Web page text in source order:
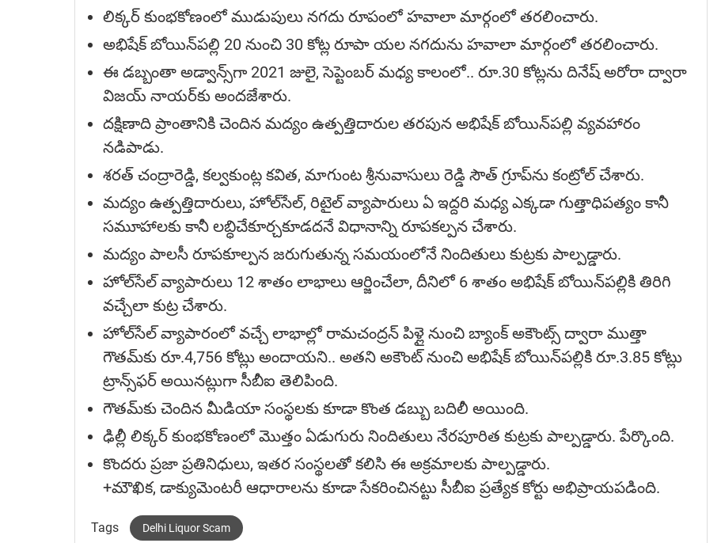
లిక్క‌ర్ కుంభ‌కోణంలో ముడుపులు నగదు రూపంలో హవాలా మార్గంలో తరలించారు.
అభిషేక్ బోయిన్‌పల్లి 20 నుంచి 30 కోట్ల రూపా యల నగదును హవాలా మార్గంలో త‌ర‌లించారు.
ఈ డబ్బంతా అడ్వాన్స్‌గా 2021 జులై, సెప్టెంబర్ మధ్య కాలంలో.. రూ.30 కోట్లను దినేష్ అరోరా ద్వారా
విజయ్ నాయర్‌కు అందజేశారు.
దక్షిణాది ప్రాంతానికి చెందిన మద్యం ఉత్పత్తిదారుల తరపున అభిషేక్ బోయిన్‌పల్లి వ్యవహారం
న‌డిపాడు.
శరత్ చంద్రారెడ్డి, క‌ల్వ‌కుంట్ల కవిత, మాగుంట శ్రీనువాసులు రెడ్డి సౌత్ గ్రూప్‌ను కంట్రోల్ చేశారు.
మద్యం ఉత్పత్తిదారులు, హోల్‌సేల్, రిటైల్ వ్యాపారులు ఏ ఇద్దరి మధ్య ఎక్కడా గుత్తాధిపత్యం కానీ
సమూహాలకు కానీ లబ్ధిచేకూర్చకూడదనే విధానాన్ని రూపకల్పన చేశారు.
మద్యం పాలసీ రూపకూల్పన జరుగుతున్న సమయంలోనే నిందితులు కుట్రకు పాల్పడ్డారు.
హోల్‌సేల్ వ్యాపారులు 12 శాతం లాభాలు ఆర్జించేలా, దీనిలో 6 శాతం అభిషేక్ బోయిన్‌పల్లికి తిరిగి
వచ్చేలా కుట్ర చేశారు.
హోల్‌సేల్ వ్యాపారంలో వచ్చే లాభాల్లో రామచంద్రన్ పిళ్లై నుంచి బ్యాంక్ అకౌంట్స్ ద్వారా ముత్తా
గౌతమ్‌కు రూ.4,756 కోట్లు అందాయని.. అతని అకౌంట్ నుంచి అభిషేక్ బోయిన్‌పల్లికి రూ.3.85 కోట్లు
ట్రాన్స్‌ఫర్ అయినట్లుగా సీబీఐ తెలిపింది.
గౌతమ్‌కు చెందిన మీడియా సంస్థలకు కూడా కొంత డబ్బు బదిలీ అయింది.
ఢిల్లీ లిక్క‌ర్ కుంభ‌కోణంలో మొత్తం ఏడుగురు నిందితులు నేరపూరిత కుట్రకు పాల్పడ్డారు. పేర్కొంది.
కొందరు ప్రజా ప్ర‌తినిధులు, ఇతర సంస్థలతో కలిసి ఈ అక్రమాలకు పాల్పడ్డారు.
+మౌఖిక, డాక్యుమెంటరీ ఆధారాలను కూడా సేక‌రించిన‌ట్టు సీబీఐ ప్రత్యేక కోర్టు అభిప్రాయపడింది.
Tags Delhi Liquor Scam